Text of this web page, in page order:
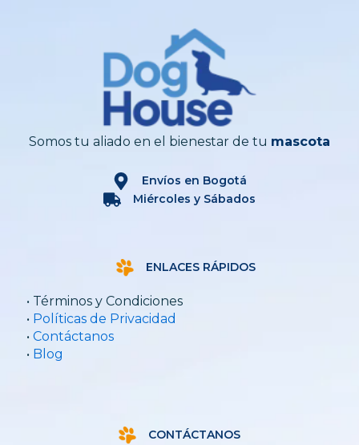
Somos tu aliado en el bienestar de tu mascota
Envíos en Bogotá
Miércoles y Sábados
ENLACES RÁPIDOS
• Términos y Condiciones
• Políticas de Privacidad
• Contáctanos
• Blog
CONTÁCTANOS